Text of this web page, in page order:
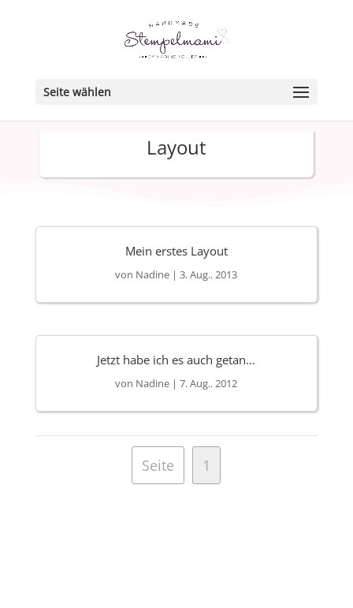
Seite wählen
Layout
Mein erstes Layout
von Nadine |3. Aug.. 2013
Jetzt habe ich es auch getan…
von Nadine |7. Aug.. 2012
Seite 1